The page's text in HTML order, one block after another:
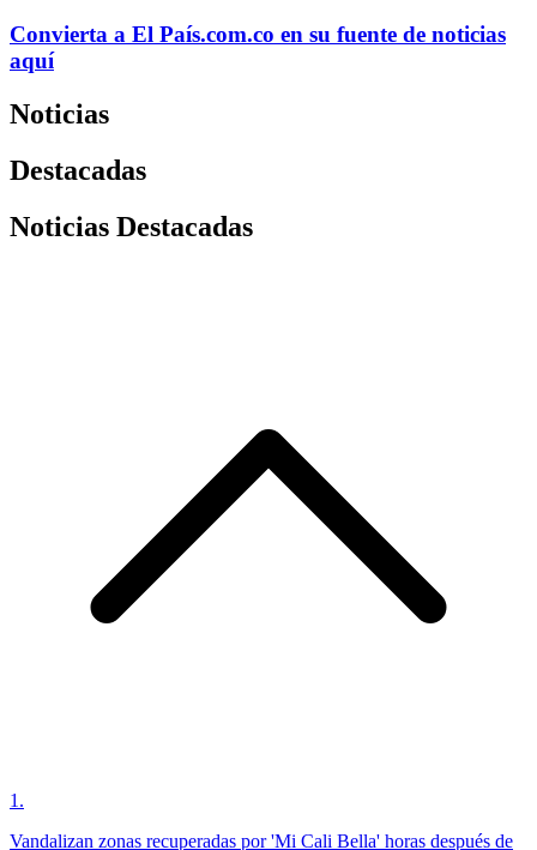
Convierta a El País.com.co en su fuente de noticias
aquí
Noticias
Destacadas
Noticias Destacadas
1 .
Vandalizan zonas recuperadas por 'Mi Cali Bella' horas después de